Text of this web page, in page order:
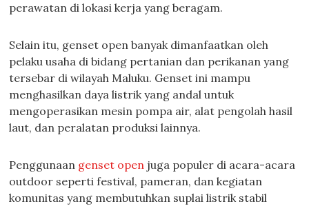
perawatan di lokasi kerja yang beragam.
Selain itu, genset open banyak dimanfaatkan oleh
pelaku usaha di bidang pertanian dan perikanan yang
tersebar di wilayah Maluku. Genset ini mampu
menghasilkan daya listrik yang andal untuk
mengoperasikan mesin pompa air, alat pengolah hasil
laut, dan peralatan produksi lainnya.
Penggunaan genset open juga populer di acara-acara
outdoor seperti festival, pameran, dan kegiatan
komunitas yang membutuhkan suplai listrik stabil